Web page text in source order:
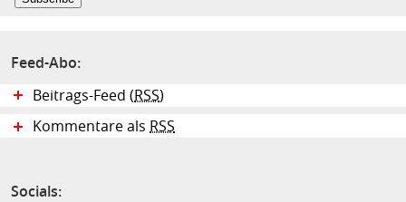
Feed-Abo:
Beitrags-Feed ( RSS)
Kommentare als RSS
Socials: